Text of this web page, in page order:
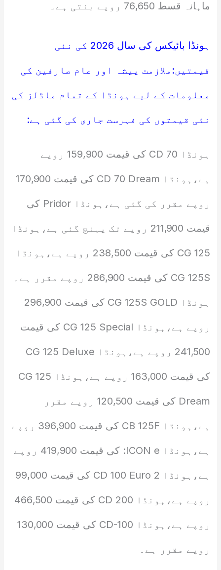
ماہانہ قسط 76,650 روپے بنتی ہے۔
ہونڈا بائیکس کی سال 2026 کی نئی
قیمتیں:ملازمت پیشہ اور عام صارفین کی
معلومات کے لیے ہونڈا کے تمام ماڈلز کی
نئی قیمتوں کی فہرست جاری کی گئی ہے:
ہونڈا CD 70 کی قیمت 159,900 روپے
ہے،ہونڈا CD 70 Dream کی قیمت 170,900
روپے مقرر کی گئی ہے،ہونڈا Pridor کی
قیمت 211,900 روپے تک پہنچ گئی ہے،ہونڈا
CG 125 کی قیمت 238,500 روپے ہے،ہونڈا
CG 125S کی قیمت 286,900 روپے مقرر ہے۔
ہونڈا CG 125S GOLD کی قیمت 296,900
روپے ہے،ہونڈا CG 125 Special کی قیمت
241,500 روپے ہے،ہونڈا CG 125 Deluxe
کی قیمت 163,000 روپے ہے،ہونڈا CG 125
Dream کی قیمت 120,500 روپے مقرر
ہے،ہونڈا CB 125F کی قیمت 396,900 روپے
ہے،ہونڈا ICON e: کی قیمت 419,900 روپے
ہے،ہونڈا CD 100 Euro 2 کی قیمت 99,000
روپے ہے،ہونڈا CD 200 کی قیمت 466,500
روپے ہے،ہونڈا CD-100 کی قیمت 130,000
روپے مقرر ہے۔